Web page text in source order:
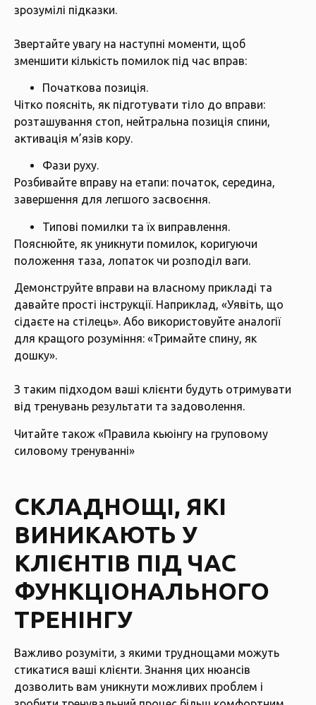
зрозумілі підказки.
Звертайте увагу на наступні моменти, щоб
зменшити кількість помилок під час вправ:
Початкова позиція.
Чітко поясніть, як підготувати тіло до вправи:
розташування стоп, нейтральна позиція спини,
активація м’язів кору.
Фази руху.
Розбивайте вправу на етапи: початок, середина,
завершення для легшого засвоєння.
Типові помилки та їх виправлення.
Пояснюйте, як уникнути помилок, коригуючи
положення таза, лопаток чи розподіл ваги.
Демонструйте вправи на власному прикладі та
давайте прості інструкції. Наприклад, «Уявіть, що
сідаєте на стілець». Або використовуйте аналогії
для кращого розуміння: «Тримайте спину, як
дошку».
З таким підходом ваші клієнти будуть отримувати
від тренувань результати та задоволення.
Читайте також «Правила кьюінгу на груповому
силовому тренуванні»
СКЛАДНОЩІ, ЯКІ
ВИНИКАЮТЬ У
КЛІЄНТІВ ПІД ЧАС
ФУНКЦІОНАЛЬНОГО
ТРЕНІНГУ
Важливо розуміти, з якими труднощами можуть
стикатися ваші клієнти. Знання цих нюансів
дозволить вам уникнути можливих проблем і